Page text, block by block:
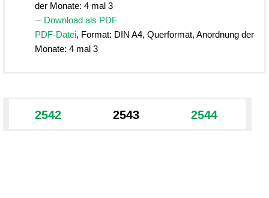
der Monate: 4 mal 3
Download als PDF
PDF-Datei, Format: DIN A4, Querformat, Anordnung der
Monate: 4 mal 3
2542 2543 2544